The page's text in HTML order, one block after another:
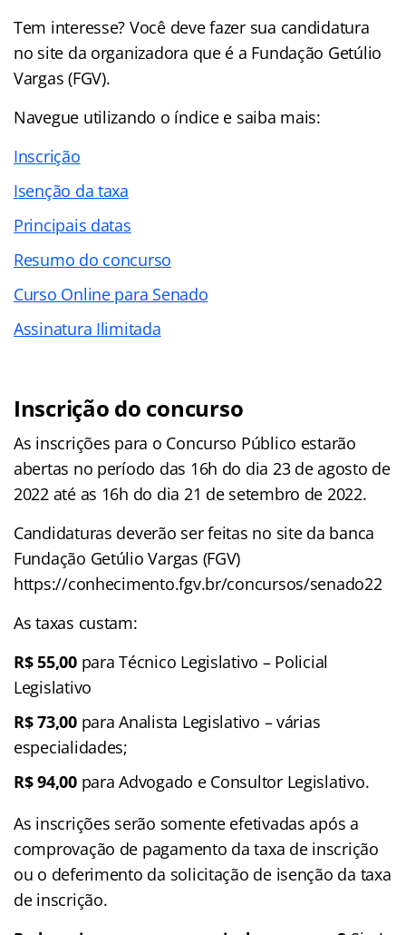
Tem interesse? Você deve fazer sua candidatura
no site da organizadora que é a Fundação Getúlio
Vargas (FGV).
Navegue utilizando o índice e saiba mais:
Inscrição
Isenção da taxa
Principais datas
Resumo do concurso
Curso Online para Senado
Assinatura Ilimitada
Inscrição do concurso
As inscrições para o Concurso Público estarão
abertas no período das 16h do dia 23 de agosto de
2022 até as 16h do dia 21 de setembro de 2022.
Candidaturas deverão ser feitas no site da banca
Fundação Getúlio Vargas (FGV)
https://conhecimento.fgv.br/concursos/senado22
As taxas custam:
R$ 55,00para Técnico Legislativo – Policial
Legislativo
R$ 73,00para Analista Legislativo – várias
especialidades;
R$ 94,00para Advogado e Consultor Legislativo.
As inscrições serão somente efetivadas após a
comprovação de pagamento da taxa de inscrição
ou o deferimento da solicitação de isenção da taxa
de inscrição.